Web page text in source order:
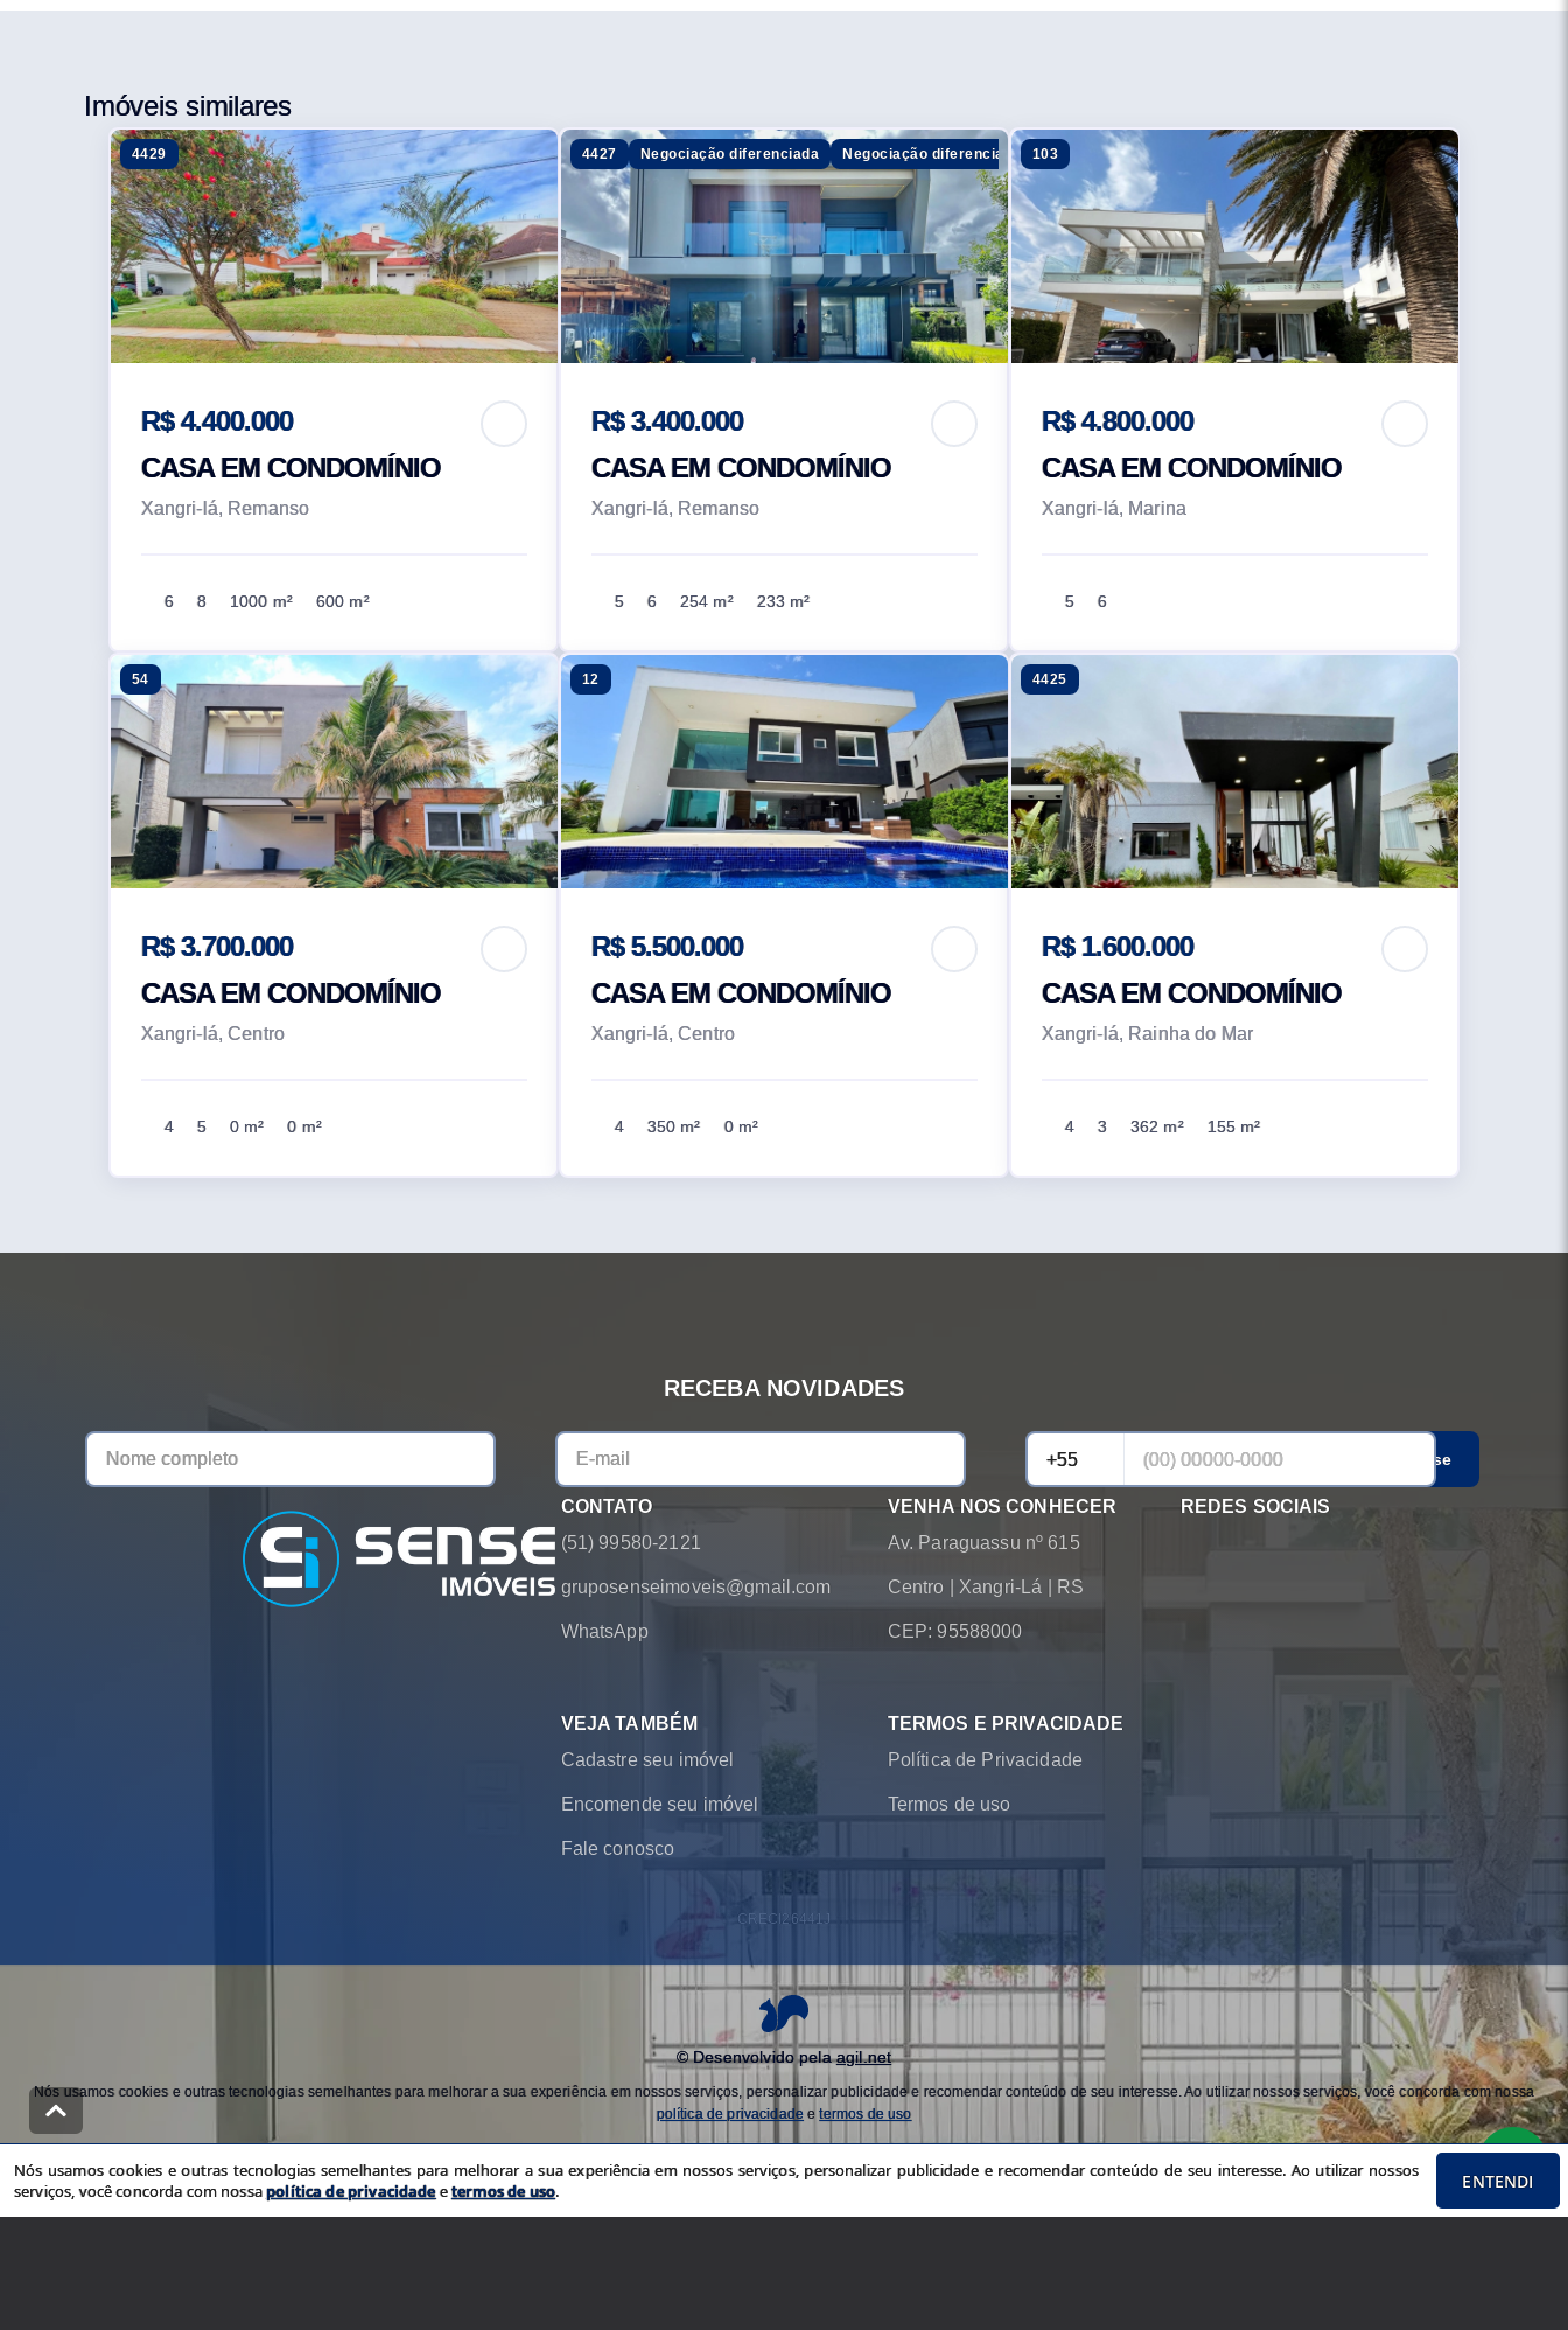
Imóveis similares
4429
R$ 4.400.000
CASA EM CONDOMÍNIO
Xangri-lá, Remanso
6 8 1000 m² 600 m²
4427 Negociação diferenciada Negociação diferenciada
R$ 3.400.000
CASA EM CONDOMÍNIO
Xangri-lá, Remanso
5 6 254 m² 233 m²
103
R$ 4.800.000
CASA EM CONDOMÍNIO
Xangri-lá, Marina
5 6
54
R$ 3.700.000
CASA EM CONDOMÍNIO
Xangri-lá, Centro
4 5 0 m² 0 m²
12
R$ 5.500.000
CASA EM CONDOMÍNIO
Xangri-lá, Centro
4 350 m² 0 m²
4425
R$ 1.600.000
CASA EM CONDOMÍNIO
Xangri-lá, Rainha do Mar
4 3 362 m² 155 m²
RECEBA NOVIDADES
Cadastrar-se
CONTATO
(51) 99580-2121
gruposenseimoveis@gmail.com
WhatsApp
VENHA NOS CONHECER
Av. Paraguassu nº 615
Centro Xangri-Lá RS
CEP: 95588000
REDES SOCIAIS
VEJA TAMBÉM
Cadastre seu imóvel
Encomende seu imóvel
Fale conosco
TERMOS E PRIVACIDADE
Política de Privacidade
Termos de uso
CRECI 26441J
© Desenvolvido pelaagil.net
Nós usamos cookies e outras tecnologias semelhantes para melhorar a sua experiência em nossos serviços, personalizar publicidade e recomendar conteúdo de seu interesse. Ao utilizar nossos serviços, você concorda com nossa
política de privacidade etermos de uso
Nós usamos cookies e outras tecnologias semelhantes para melhorar a sua experiência em nossos serviços, personalizar publicidade e recomendar conteúdo de seu interesse. Ao utilizar nossos
serviços, você concorda com nossapolítica de privacidadeetermos de uso. ENTENDI